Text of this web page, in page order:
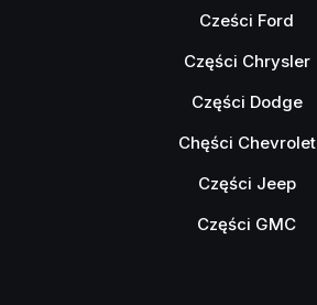
Cześci Ford
Części Chrysler
Części Dodge
Chęści Chevrolet
Części Jeep
Części GMC